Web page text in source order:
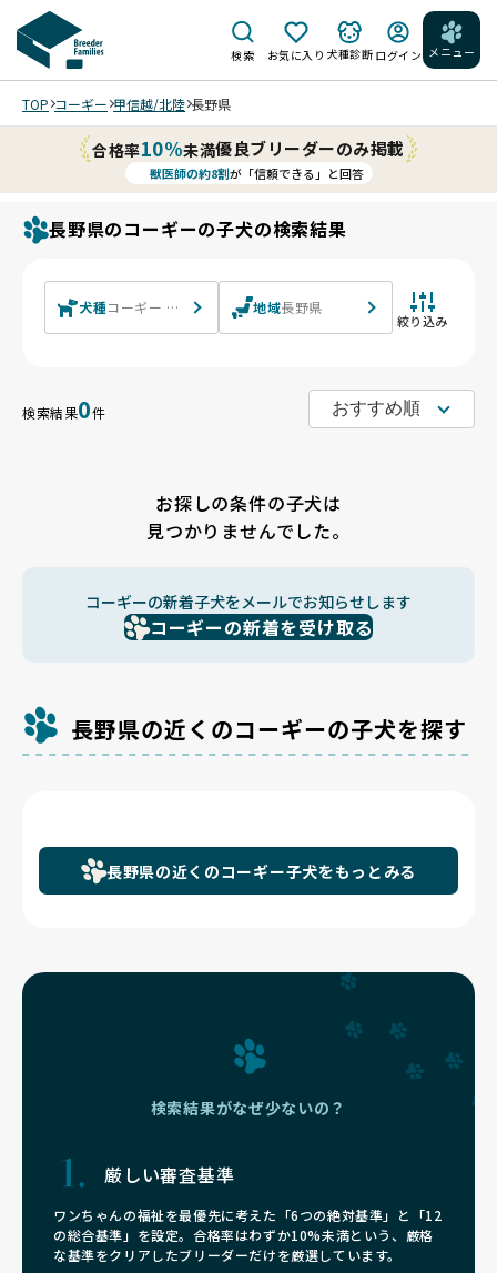
検索 お気に入り 犬種診断 ログイン メニュー
TOP コーギー 甲信越/北陸 長野県
合格率10%未満優良ブリーダーのみ掲載
獣医師の約8割が「信頼できる」と回答
長野県のコーギーの子犬の検索結果
犬種コーギー ウェルシュ・コーギー・ペンブローク ウェルシュ
地域長野県
絞り込み
検索結果0件
お探しの条件の子犬は
見つかりませんでした。
コーギーの新着子犬をメールでお知らせします
コーギーの新着を受け取る
長野県の近くのコーギーの子犬を探す
長野県の近くのコーギー子犬をもっとみる
検索結果がなぜ少ないの？
厳しい審査基準
ワンちゃんの福祉を最優先に考えた「6つの絶対基準」と「12
の総合基準」を設定。合格率はわずか10%未満という、厳格
な基準をクリアしたブリーダーだけを厳選しています。